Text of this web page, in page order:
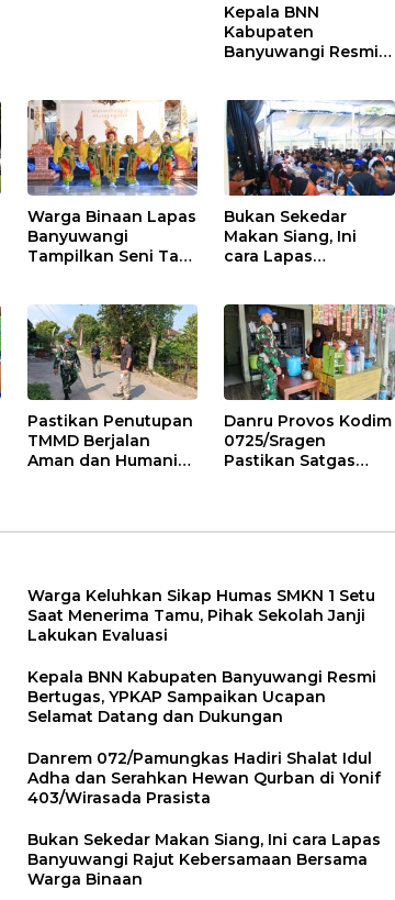
Kepala BNN
Kabupaten
Banyuwangi Resmi
Selamat Datang dan
Dukungan
Warga Binaan Lapas
Banyuwangi
Tampilkan Seni Tari
Bukan Sekedar
Makan Siang, Ini
cara Lapas
Bersama Warga
Binaan
Pastikan Penutupan
TMMD Berjalan
Aman dan Humanis,
Titik Parkir
Danru Provos Kodim
0725/Sragen
Pastikan Satgas
Warga Keluhkan Sikap Humas SMKN 1 Setu
Saat Menerima Tamu, Pihak Sekolah Janji
Lakukan Evaluasi
Kepala BNN Kabupaten Banyuwangi Resmi
Bertugas, YPKAP Sampaikan Ucapan
Selamat Datang dan Dukungan
Danrem 072/Pamungkas Hadiri Shalat Idul
Adha dan Serahkan Hewan Qurban di Yonif
403/Wirasada Prasista
Bukan Sekedar Makan Siang, Ini cara Lapas
Banyuwangi Rajut Kebersamaan Bersama
Warga Binaan